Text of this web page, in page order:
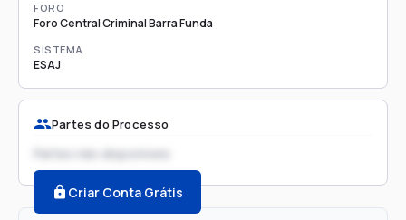
FORO
Foro Central Criminal Barra Funda
SISTEMA
ESAJ
Partes do Processo
Partes não disponíveis
Criar Conta Grátis